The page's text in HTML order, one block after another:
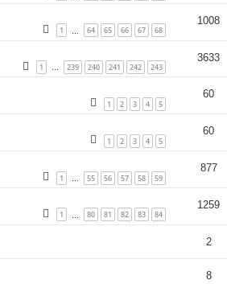
1 64 65 66 67 68
1008
1 … 239 240 241 242 243
3633
1 2 3 4 5
60
1 2 3 4 5
60
1 55 56 57 58 59
877
1 80 81 82 83 84
1259
2
8